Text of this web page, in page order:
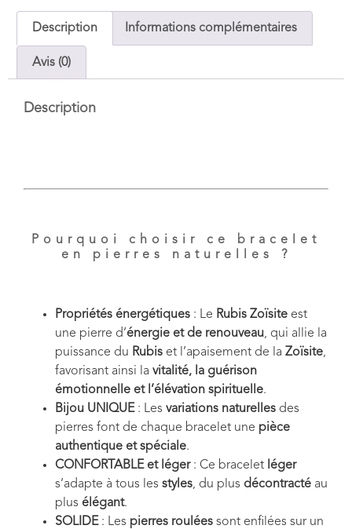
Description Informations complémentaires
Avis (0)
Description
Pourquoi choisir ce bracelet
en pierres naturelles ?
Propriétés énergétiques : Le Rubis Zoïsite est
une pierre d’énergie et de renouveau, qui allie la
puissance du Rubis et l’apaisement de la Zoïsite,
favorisant ainsi la vitalité, la guérison
émotionnelle et l’élévation spirituelle.
Bijou UNIQUE: Les variations naturelles des
pierres font de chaque bracelet une pièce
authentique et spéciale.
CONFORTABLE et léger: Ce bracelet léger
s’adapte à tous les styles, du plus décontracté au
plus élégant.
SOLIDE: Les pierres roulées sont enfilées sur un